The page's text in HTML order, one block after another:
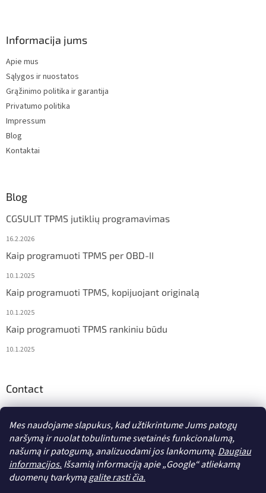
Mes naudojame slapukus, kad užtikrintume Jums patogų
naršymą ir nuolat tobulintume svetainės funkcionalumą,
našumą ir patogumą, analizuodami jos lankomumą. Daugiau
informacijos. Išsamią informaciją apie „Google“ atliekamą
duomenų tvarkymągalite rasti čia.
Informacija jums
Apie mus
Sąlygos ir nuostatos
Grąžinimo politika ir garantija
Privatumo politika
Impressum
Blog
Kontaktai
Blog
CGSULIT TPMS jutiklių programavimas
16.2.2026
Kaip programuoti TPMS per OBD-II
10.1.2025
Kaip programuoti TPMS, kopijuojant originalą
10.1.2025
Kaip programuoti TPMS rankiniu būdu
10.1.2025
Contact